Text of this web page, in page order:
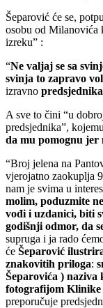
Šeparović će se,
osobu od Milanovića
izreku” :
“Ne valjaj se sa
svinja to zapravo
izravno
A sve to čini “u
predsjednika”,
da mu pomognu jer
“Broj jelena na
vjerojatno zaokuplja
nam je svima u
molim, poduzmite
vođi i uzdanici, biti
godišnji odmor, da
supruga i ja rado
će Šeparović
znakovitih priloga:
Šeparovića )
fotografijom
preporučuje